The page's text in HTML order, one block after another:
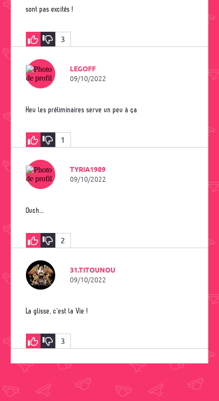
sont pas excités !
3
LEGOFF
09/10/2022
Heu les préliminaires serve un peu à ça
1
TYRIA1989
09/10/2022
Ouch...
2
31.TITOUNOU
09/10/2022
La glisse, c’est la Vie !
3